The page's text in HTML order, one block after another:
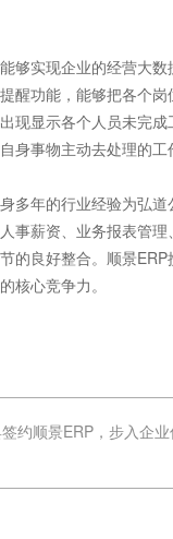
实现企业的经营大数
醒功能，能够把各个
现显示各个人员未完
身事物主动去处理的
年的行业经验为弘道
事薪资、业务报表管
的良好整合。顺景
核心竞争力。
约顺景ERP，步入企业